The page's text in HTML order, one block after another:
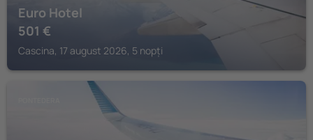
Euro Hotel
501 €
Cascina, 17 august 2026, 5 nopți